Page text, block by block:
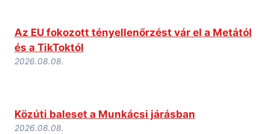
Az EU fokozott tényellenőrzést vár el a Metától
és a TikToktól
2026.08.08.
Közúti baleset a Munkácsi járásban
2026.08.08.